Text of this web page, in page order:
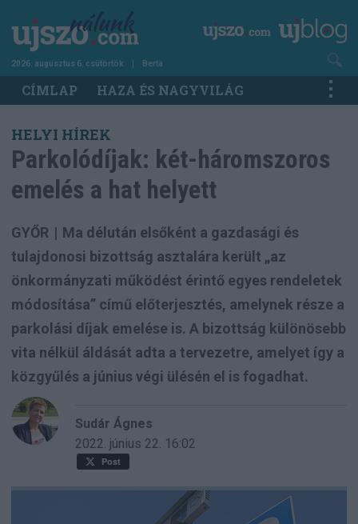
tartalomra
2026. augusztus 6. csütörtök Berta
Main
navigation
CÍMLAP HAZA ÉS NAGYVILÁG
HELYI HÍREK
Parkolódíjak: két-háromszoros
emelés a hat helyett
GYŐR | Ma délután elsőként a gazdasági és
tulajdonosi bizottság asztalára került „az
önkormányzati működést érintő egyes rendeletek
módosítása” című előterjesztés, amelynek része a
parkolási díjak emelése is. A bizottság különösebb
vita nélkül áldását adta a tervezetre, amelyet így a
közgyűlés a június végi ülésén el is fogadhat.
Sudár Ágnes
2022. június 22. 16:02
Post